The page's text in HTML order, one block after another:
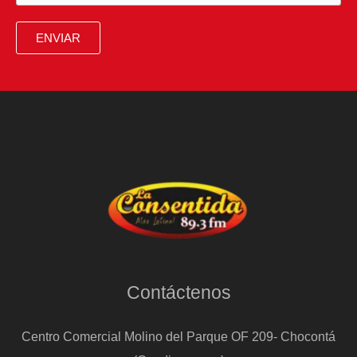
y
el
ENVIAR
Contáctenos
Centro Comercial Molino del Parque OF 209- Chocontá